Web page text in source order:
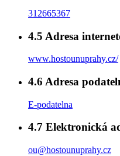
312665367
4.5 Adresa
www.hostounuprahy.cz/
4.6 Adresa
E-podatelna
4.7 Elektronická
ou@hostounuprahy.cz